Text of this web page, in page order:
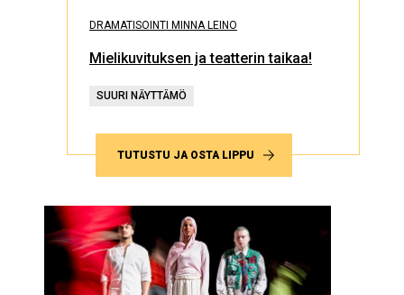
DRAMATISOINTI MINNA LEINO
Mielikuvituksen ja teatterin taikaa!
SUURI NÄYTTÄMÖ
TUTUSTU JA OSTA LIPPU